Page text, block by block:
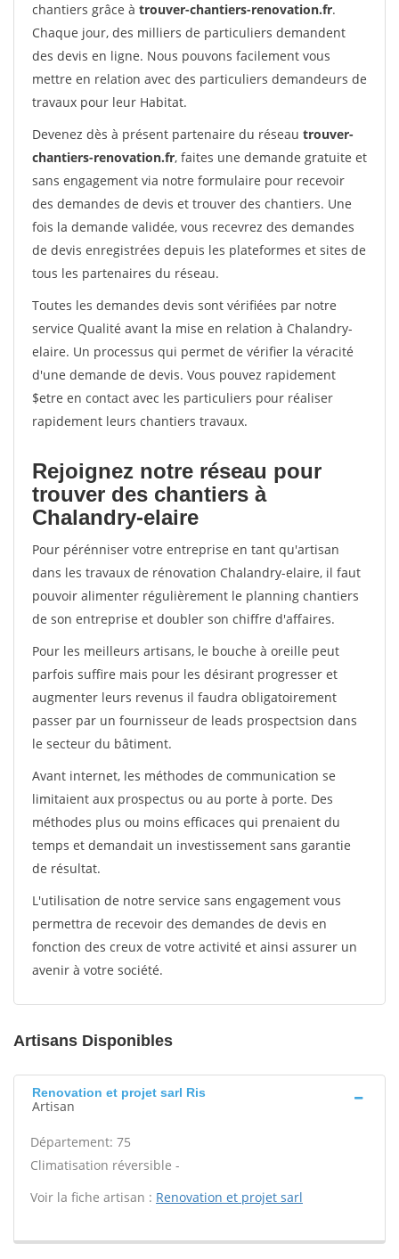
chantiers grâce à trouver-chantiers-renovation.fr.
Chaque jour, des milliers de particuliers demandent
des devis en ligne. Nous pouvons facilement vous
mettre en relation avec des particuliers demandeurs de
travaux pour leur Habitat.
Devenez dès à présent partenaire du réseau trouver-
chantiers-renovation.fr, faites une demande gratuite et
sans engagement via notre formulaire pour recevoir
des demandes de devis et trouver des chantiers. Une
fois la demande validée, vous recevrez des demandes
de devis enregistrées depuis les plateformes et sites de
tous les partenaires du réseau.
Toutes les demandes devis sont vérifiées par notre
service Qualité avant la mise en relation à Chalandry-
elaire. Un processus qui permet de vérifier la véracité
d'une demande de devis. Vous pouvez rapidement
$etre en contact avec les particuliers pour réaliser
rapidement leurs chantiers travaux.
Rejoignez notre réseau pour
trouver des chantiers à
Chalandry-elaire
Pour pérénniser votre entreprise en tant qu'artisan
dans les travaux de rénovation Chalandry-elaire, il faut
pouvoir alimenter régulièrement le planning chantiers
de son entreprise et doubler son chiffre d'affaires.
Pour les meilleurs artisans, le bouche à oreille peut
parfois suffire mais pour les désirant progresser et
augmenter leurs revenus il faudra obligatoirement
passer par un fournisseur de leads prospectsion dans
le secteur du bâtiment.
Avant internet, les méthodes de communication se
limitaient aux prospectus ou au porte à porte. Des
méthodes plus ou moins efficaces qui prenaient du
temps et demandait un investissement sans garantie
de résultat.
L'utilisation de notre service sans engagement vous
permettra de recevoir des demandes de devis en
fonction des creux de votre activité et ainsi assurer un
avenir à votre société.
Artisans Disponibles
Renovation et projet sarl Ris
Artisan
Département: 75
Climatisation réversible -
Voir la fiche artisan : Renovation et projet sarl